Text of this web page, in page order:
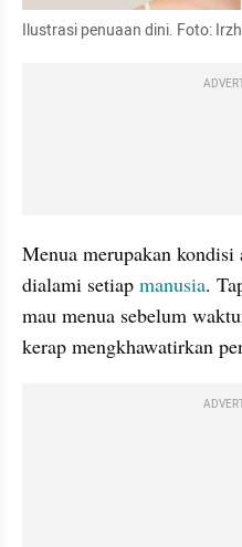
Ilustrasi penuaan dini. Foto:
Menua merupakan
dialami setiap manusia.
mau menua sebelum
kerap mengkhawatirkan